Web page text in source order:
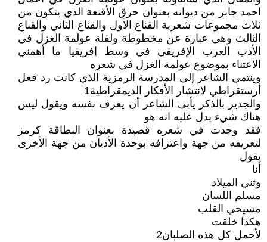
احمد جابر من ديوانه بعنوان حرق الأقنعة الذي يتكون من
ثلاث مجموعات شعرية القناع الأول والقناع الثاني والقناع
الثالث وهي عبارة عن مخطوطة ولقلة عولمة الغزل في
الأدب العرب الإفريقي في وسط إفريقيا ما أهمني
الاعتناء بموضوع عولمة الغزل في شعره
وينتمي الشاعر إلى المدرسة الرمزية الذي كانت رد فعل
أرستقراطي لانتشار الأفكار الديمقراطية1
والجدير بالذكر يأبى الشاعر أن يعرف نفسه ويقول ليس
هناك شيء يدل عليه انه هو
فقد وجدت في شعره قصيدة بعنوان البطاقة كرمز
لتعريفه من جهة واعترافه بوحدة الأديان من جهة الأخرى
يقول
أنا
وثني الميلاد
مسلم اللسان
مسيحي القلب
هكذا خلقت
لأحمل كل هذه الصلبان2